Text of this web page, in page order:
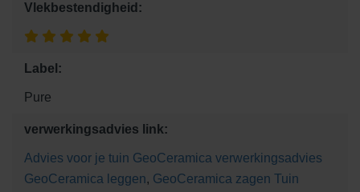
Vlekbestendigheid:
Label:
Pure
verwerkingsadvies link:
Advies voor je tuin GeoCeramica verwerkingsadvies
GeoCeramica leggen, GeoCeramica zagen Tuin